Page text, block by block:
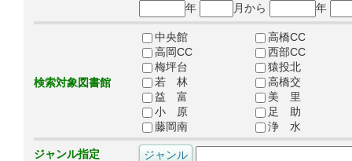
年
月から 年
検索対象図書館
中央館
高橋CC
高岡CC
西部CC
梅坪台
猿投北
若 林
高橋交
益 富
美 里
小 原
足 助
藤岡南
浄 水
ジャンル指定